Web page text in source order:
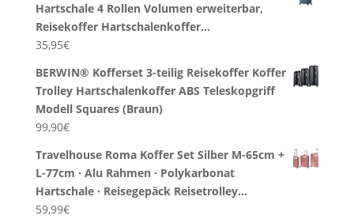
Hartschale 4 Rollen Volumen erweiterbar,
Reisekoffer Hartschalenkoffer…
35,95€
BERWIN® Kofferset 3-teilig Reisekoffer Koffer
Trolley Hartschalenkoffer ABS Teleskopgriff
Modell Squares (Braun)
99,90€
Travelhouse Roma Koffer Set Silber M-65cm +
L-77cm · Alu Rahmen · Polykarbonat
Hartschale · Reisegepäck Reisetrolley…
59,99€